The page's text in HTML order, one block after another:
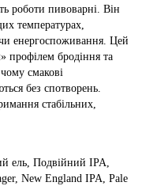
роботи пивоварні. Він
температурах,
енергоспоживання. Цей
профілем бродіння та
смакові
без спотворень.
стабільних,
ель, Подвійний IPA,
New England IPA, Pale